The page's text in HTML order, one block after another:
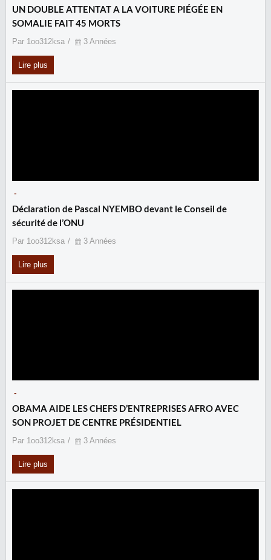
UN DOUBLE ATTENTAT A LA VOITURE PIÉGÉE EN
SOMALIE FAIT 45 MORTS
Par 1oo312ksa 3 Années
Lire plus
-
Déclaration de Pascal NYEMBO devant le Conseil de
sécurité de l’ONU
Par 1oo312ksa 3 Années
Lire plus
-
OBAMA AIDE LES CHEFS D’ENTREPRISES AFRO AVEC
SON PROJET DE CENTRE PRÉSIDENTIEL
Par 1oo312ksa 3 Années
Lire plus